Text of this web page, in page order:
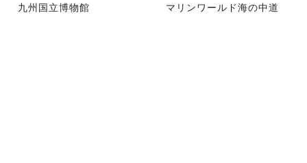
九州国立博物館 マリンワールド海の中道